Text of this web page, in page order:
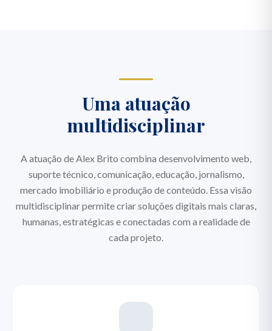
Uma atuação
multidisciplinar
A atuação de Alex Brito combina desenvolvimento web,
suporte técnico, comunicação, educação, jornalismo,
mercado imobiliário e produção de conteúdo. Essa visão
multidisciplinar permite criar soluções digitais mais claras,
humanas, estratégicas e conectadas com a realidade de
cada projeto.